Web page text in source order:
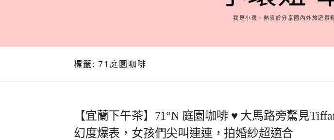
我是小環，熱衷於分享國內外旅遊景
標籤: 71庭園咖啡
【宜蘭下午茶】71°N 庭園咖啡 ♥ 大馬路旁驚見
幻度爆表，女孩們尖叫連連，拍婚紗超適合